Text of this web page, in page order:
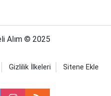
Alım © 2025
Gizlilik İlkeleri Sitene Ekle